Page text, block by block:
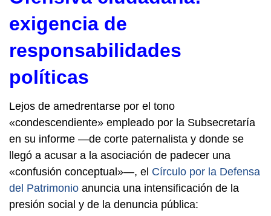
exigencia de
responsabilidades
políticas
Lejos de amedrentarse por el tono
«condescendiente» empleado por la Subsecretaría
en su informe —de corte paternalista y donde se
llegó a acusar a la asociación de padecer una
«confusión conceptual»—, el Círculo por la Defensa
del Patrimonio anuncia una intensificación de la
presión social y de la denuncia pública: